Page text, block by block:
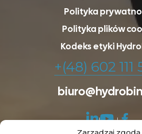
Polityka
Polityka plików
Kodeks etyki
+(48) 602 111